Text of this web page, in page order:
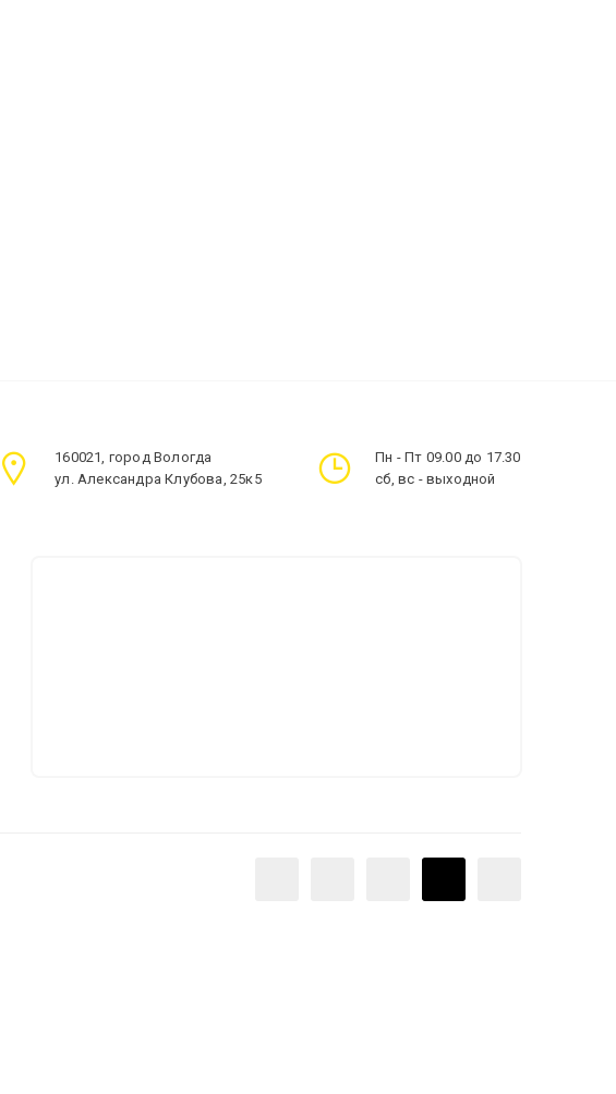
160021, город Вологда
ул. Александра Клубова, 25к5
Пн - Пт 09.00 до 17.30
сб, вс - выходной